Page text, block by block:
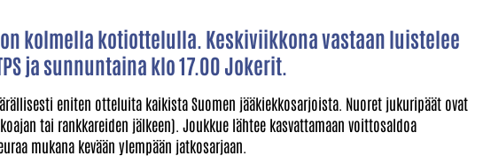
kolmella kotiottelulla. Keskiviikkona vastaan luistelee
ja sunnuntaina klo 17.00 Jokerit.
eniten otteluita kaikista Suomen jääkiekkosarjoista. Nuoret jukuripäät ovat
tai rankkareiden jälkeen). Joukkue lähtee kasvattamaan voittosaldoa
mukana kevään ylempään jatkosarjaan.